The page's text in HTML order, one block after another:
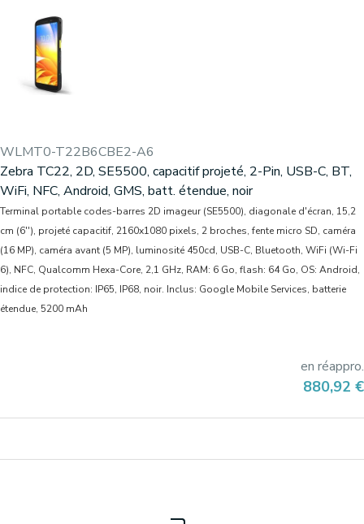
WLMT0-T22B6CBE2-A6
Zebra TC22, 2D, SE5500, capacitif projeté, 2-Pin, USB-C, BT,
WiFi, NFC, Android, GMS, batt. étendue, noir
Terminal portable codes-barres 2D imageur (SE5500), diagonale d'écran, 15,2
cm (6''), projeté capacitif, 2160x1080 pixels, 2 broches, fente micro SD, caméra
(16 MP), caméra avant (5 MP), luminosité 450cd, USB-C, Bluetooth, WiFi (Wi-Fi
6), NFC, Qualcomm Hexa-Core, 2,1 GHz, RAM: 6 Go, flash: 64 Go, OS: Android,
indice de protection: IP65, IP68, noir. Inclus: Google Mobile Services, batterie
étendue, 5200 mAh
en réappro.
Prix
880,92 €